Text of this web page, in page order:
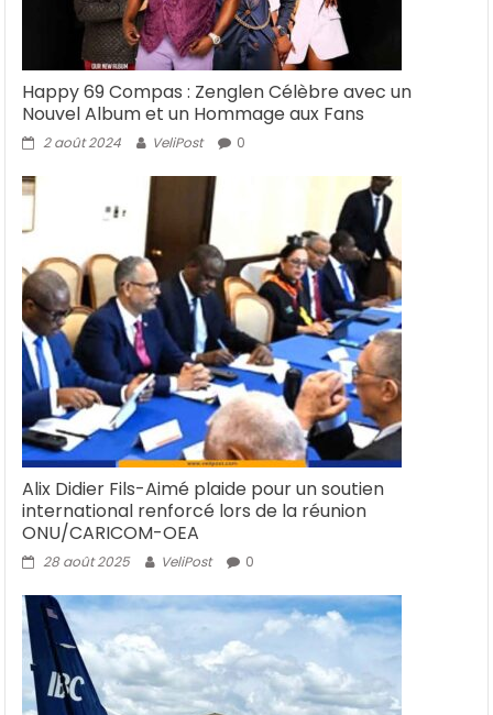
Happy 69 Compas : Zenglen Célèbre avec un
Nouvel Album et un Hommage aux Fans
2 août 2024 VeliPost 0
Alix Didier Fils-Aimé plaide pour un soutien
international renforcé lors de la réunion
ONU/CARICOM-OEA
28 août 2025 VeliPost 0